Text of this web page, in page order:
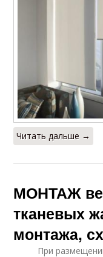
Читать дальше →
МОНТАЖ
тканевых
монтажа,
При размещении